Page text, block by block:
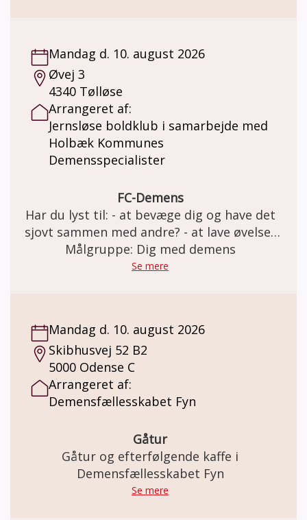
Mandag d. 10. august 2026
Øvej 3
4340 Tølløse
Arrangeret af:
Jernsløse boldklub i samarbejde med
Holbæk Kommunes
Demensspecialister
FC-Demens
Har du lyst til: - at bevæge dig og have det
sjovt sammen med andre? - at lave øvelser
med og uden bold i et trygt fællesskab? Så
er FC Demens i Jernløse BK lige noget for
demenslignende symptomer og demens i
tidligt stadie. Tag gerne din ven eller
pårørende med. Der tages hensyn til hver
enkelt spiller og vi passer vi på hinanden.
Målgruppe: Dig med demens
Se mere
Mandag d. 10. august 2026
Skibhusvej 52 B2
5000 Odense C
Arrangeret af:
Demensfællesskabet Fyn
Gåtur
Gåtur og efterfølgende kaffe i
Demensfællesskabet Fyn
Se mere